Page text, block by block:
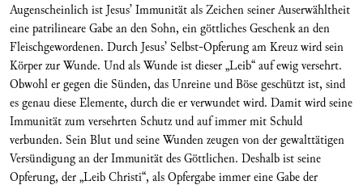
Augenscheinlich ist Jesus’ Immunität als Zeichen seiner Auserwähltheit
eine patrilineare Gabe an den Sohn, ein göttliches Geschenk an den
Fleischgewordenen. Durch Jesus’ Selbst-Opferung am Kreuz wird sein
Körper zur Wunde. Und als Wunde ist dieser „Leib“ auf ewig versehrt.
Obwohl er gegen die Sünden, das Unreine und Böse geschützt ist, sind
es genau diese Elemente, durch die er verwundet wird. Damit wird seine
Immunität zum versehrten Schutz und auf immer mit Schuld
verbunden. Sein Blut und seine Wunden zeugen von der gewalttätigen
Versündigung an der Immunität des Göttlichen. Deshalb ist seine
Opferung, der „Leib Christi“, als Opfergabe immer eine Gabe der